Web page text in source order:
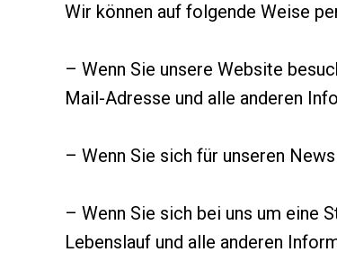
Wir können auf folgende Weise
– Wenn Sie unsere Website
Mail-Adresse und alle anderen
– Wenn Sie sich für unseren
– Wenn Sie sich bei uns um eine
Lebenslauf und alle anderen